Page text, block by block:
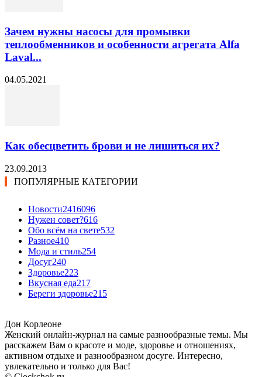
Зачем нужны насосы для промывки
теплообменников и особенности агрегата Alfa
Laval...
04.05.2021
Как обесцветить брови и не лишиться их?
23.09.2013
ПОПУЛЯРНЫЕ КАТЕГОРИИ
Новости2416096
Нужен совет?616
Обо всём на свете532
Разное410
Мода и стиль254
Досуг240
Здоровье223
Вкусная еда217
Береги здоровье215
Дон Корлеоне
Женский онлайн-журнал на самые разнообразные темы. Мы
расскажем Вам о красоте и моде, здоровье и отношениях,
активном отдыхе и разнообразном досуге. Интересно,
увлекательно и только для Вас!